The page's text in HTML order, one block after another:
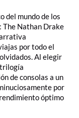
del mundo de los
The Nathan Drake
por todo el
Al elegir
de consolas a un
por
óptimo